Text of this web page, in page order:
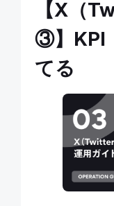
【X（
③】KPI
てる